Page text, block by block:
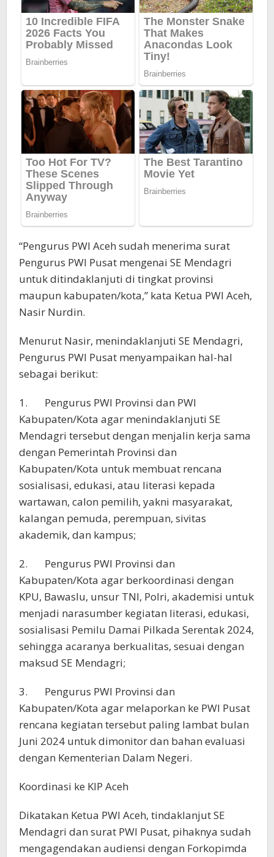
“Pengurus PWI Aceh sudah menerima surat
Pengurus PWI Pusat mengenai SE Mendagri
untuk ditindaklanjuti di tingkat provinsi
maupun kabupaten/kota,” kata Ketua PWI Aceh,
Nasir Nurdin.
Menurut Nasir, menindaklanjuti SE Mendagri,
Pengurus PWI Pusat menyampaikan hal-hal
sebagai berikut:
1. Pengurus PWI Provinsi dan PWI
Kabupaten/Kota agar menindaklanjuti SE
Mendagri tersebut dengan menjalin kerja sama
dengan Pemerintah Provinsi dan
Kabupaten/Kota untuk membuat rencana
sosialisasi, edukasi, atau literasi kepada
wartawan, calon pemilih, yakni masyarakat,
kalangan pemuda, perempuan, sivitas
akademik, dan kampus;
2. Pengurus PWI Provinsi dan
Kabupaten/Kota agar berkoordinasi dengan
KPU, Bawaslu, unsur TNI, Polri, akademisi untuk
menjadi narasumber kegiatan literasi, edukasi,
sosialisasi Pemilu Damai Pilkada Serentak 2024,
sehingga acaranya berkualitas, sesuai dengan
maksud SE Mendagri;
3. Pengurus PWI Provinsi dan
Kabupaten/Kota agar melaporkan ke PWI Pusat
rencana kegiatan tersebut paling lambat bulan
Juni 2024 untuk dimonitor dan bahan evaluasi
dengan Kementerian Dalam Negeri.
Koordinasi ke KIP Aceh
Dikatakan Ketua PWI Aceh, tindaklanjut SE
Mendagri dan surat PWI Pusat, pihaknya sudah
mengagendakan audiensi dengan Forkopimda